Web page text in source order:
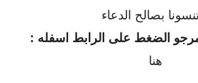
بصالح الدعاء
الضغط على الرابط اسفله :
هنا